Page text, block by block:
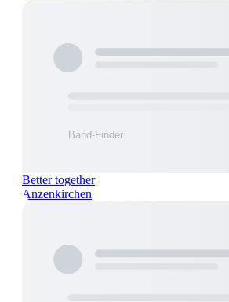
Better together
Anzenkirchen